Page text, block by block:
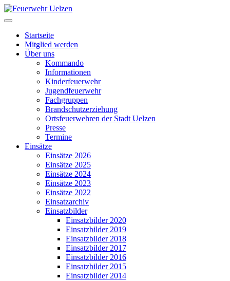
Startseite
Mitglied werden
Über uns
Kommando
Informationen
Kinderfeuerwehr
Jugendfeuerwehr
Fachgruppen
Brandschutzerziehung
Ortsfeuerwehren der Stadt Uelzen
Presse
Termine
Einsätze
Einsätze 2026
Einsätze 2025
Einsätze 2024
Einsätze 2023
Einsätze 2022
Einsatzarchiv
Einsatzbilder
Einsatzbilder 2020
Einsatzbilder 2019
Einsatzbilder 2018
Einsatzbilder 2017
Einsatzbilder 2016
Einsatzbilder 2015
Einsatzbilder 2014